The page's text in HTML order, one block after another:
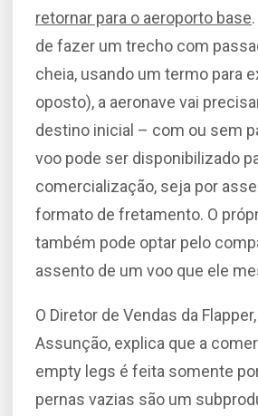
retornar para o aeroporto base
de fazer um trecho com
cheia, usando um termo para
oposto), a aeronave vai
destino inicial – com ou sem
voo pode ser disponibilizado
comercialização, seja por
formato de fretamento. O
também pode optar pelo
assento de um voo que ele
O Diretor de Vendas da
Assunção, explica que a
empty legs é feita somente
pernas vazias são um